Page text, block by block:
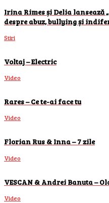
Irina Rimes și Delia lansează
despre abuz, bullying și
Stiri
Voltaj – Electric
Video
Rares – Ce te-ai face tu
Video
Florian Rus & Inna – 7 zile
Video
VESCAN & Andrei Banuta –
Video